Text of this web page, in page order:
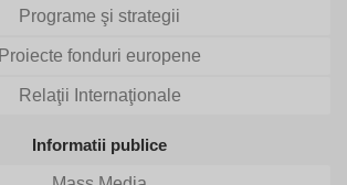
Programe şi strategii
Proiecte fonduri europene
Relaţii Internaţionale
Informatii publice